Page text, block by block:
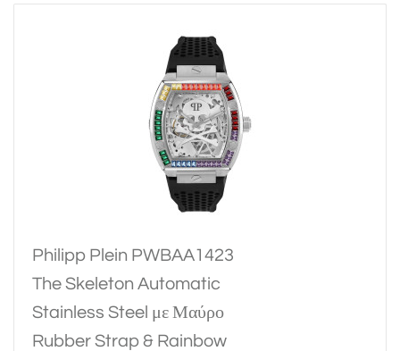
Philipp Plein PWBAA1423
The Skeleton Automatic
Stainless Steel με Μαύρο
Rubber Strap & Rainbow